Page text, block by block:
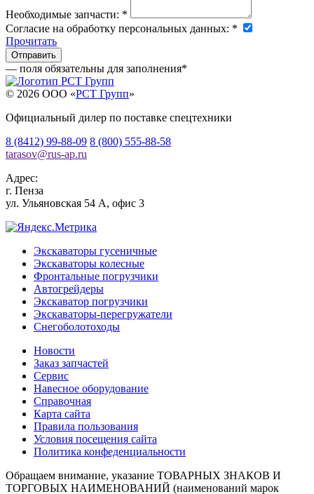
Необходимые запчасти: *
Согласие на обработку персональных данных: *
Прочитать
— поля обязательны для заполнения*
© 2026 OOO «РСТ Групп»
Официальный дилер по поставке спецтехники
8 (8412) 99-88-09 8 (800) 555-88-58
tarasov@rus-ap.ru
Адрес:
г. Пенза
ул. Ульяновская 54 А, офис 3
Экскаваторы гусеничные
Экскаваторы колесные
Фронтальные погрузчики
Автогрейдеры
Экскаватор погрузчики
Экскаваторы-перегружатели
Снегоболотоходы
Новости
Заказ запчастей
Сервис
Навесное оборудование
Справочная
Карта сайта
Правила пользования
Условия посещения сайта
Политика конфеденциальности
Обращаем внимание, указание ТОВАРНЫХ ЗНАКОВ И
ТОРГОВЫХ НАИМЕНОВАНИЙ (наименований марок